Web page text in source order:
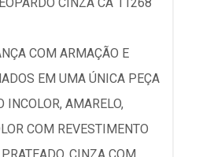
COM ARMAÇÃO E
EM UMA ÚNICA PEÇA
INCOLOR, AMARELO,
COM REVESTIMENTO